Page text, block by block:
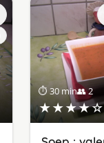
⏱ 30 min👥 2
★★★★☆